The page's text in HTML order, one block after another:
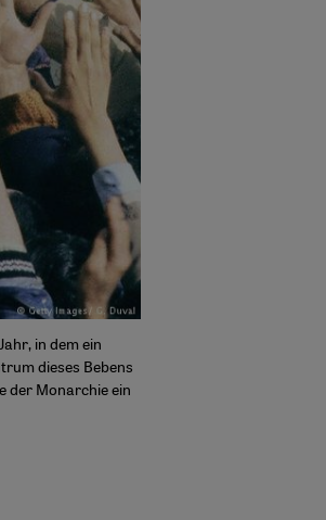
in dem ein
dieses Bebens
der Monarchie ein